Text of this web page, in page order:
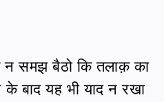
समझ बैठो कि तलाक़ का
के बाद यह भी याद न रखा